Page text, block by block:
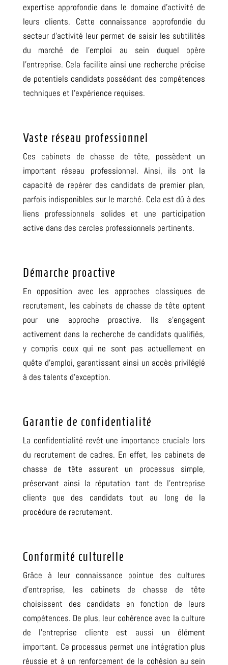
expertise approfondie dans le domaine d’activité de
leurs clients. Cette connaissance approfondie du
secteur d’activité leur permet de saisir les subtilités
du marché de l’emploi au sein duquel opère
l’entreprise. Cela facilite ainsi une recherche précise
de potentiels candidats possédant des compétences
techniques et l’expérience requises.
Vaste réseau professionnel
Ces cabinets de chasse de tête, possèdent un
important réseau professionnel. Ainsi, ils ont la
capacité de repérer des candidats de premier plan,
parfois indisponibles sur le marché. Cela est dû à des
liens professionnels solides et une participation
active dans des cercles professionnels pertinents.
Démarche proactive
En opposition avec les approches classiques de
recrutement, les cabinets de chasse de tête optent
pour une approche proactive. Ils s’engagent
activement dans la recherche de candidats qualifiés,
y compris ceux qui ne sont pas actuellement en
quête d’emploi, garantissant ainsi un accès privilégié
à des talents d’exception.
Garantie de confidentialité
La confidentialité revêt une importance cruciale lors
du recrutement de cadres. En effet, les cabinets de
chasse de tête assurent un processus simple,
préservant ainsi la réputation tant de l’entreprise
cliente que des candidats tout au long de la
procédure de recrutement.
Conformité culturelle
Grâce à leur connaissance pointue des cultures
d’entreprise, les cabinets de chasse de tête
choisissent des candidats en fonction de leurs
compétences. De plus, leur cohérence avec la culture
de l’entreprise cliente est aussi un élément
important. Ce processus permet une intégration plus
réussie et à un renforcement de la cohésion au sein